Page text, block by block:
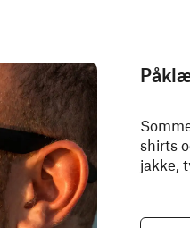
shirts
jakke,